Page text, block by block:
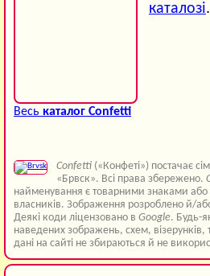
Весь каталог Confetti
каталозі.
Confetti («Конфеті») постачає
«Брвск». Всі права збережено.
найменування є товарними знаками
власників. Зображення розроблено й/
Деякі коди ліцензовано в Google. Будь-
наведених зображень, схем, візерунків,
дані на сайті не збираються й не